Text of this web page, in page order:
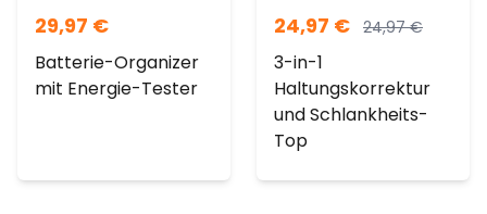
29,97 €
Batterie-Organizer
mit Energie-Tester
24,97 € 24,97€
3-in-1
Haltungskorrektur
und Schlankheits-
Top